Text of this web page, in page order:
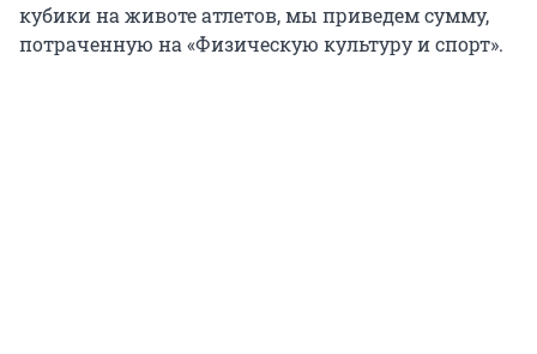
кубики на животе атлетов, мы приведем сумму,
потраченную на «Физическую культуру и спорт».